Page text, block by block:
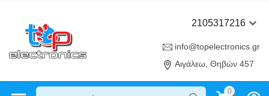
2105317216
info@topelectronics.gr
Αιγάλεω, Θηβών 457
0